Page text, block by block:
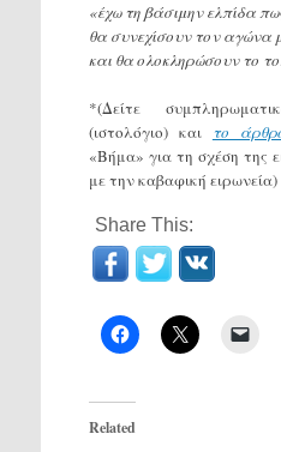
«έχω τη βάσιμην ελπίδα
θα συνεχίσουν τον αγώνα
και θα ολοκληρώσουν το
*(Δείτε
(ιστολόγιο) και το
«Βήμα» για τη σχέση της
με την καβαφική ειρωνεία)
Share This:
Related